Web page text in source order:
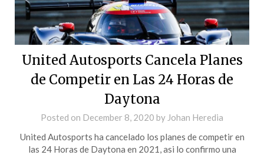
United Autosports Cancela Planes
de Competir en Las 24 Horas de
Daytona
Posted on December 8, 2020 by Johan Heredia
United Autosports ha cancelado los planes de competir en
las 24 Horas de Daytona en 2021, asi lo confirmo una